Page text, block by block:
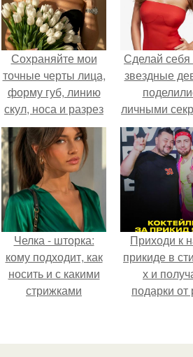
Сохраняйте мои
точные черты лица,
форму губ, линию
скул, носа и разрез
глаз.
Сделай себя
звездные
личными
Челка - шторка:
кому подходит, как
носить и с какими
стрижками
Приходи к
прикиде в
х и
подарки от